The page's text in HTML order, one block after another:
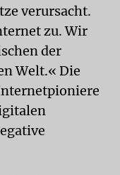
verursacht.
zu. Wir
der
Welt.« Die